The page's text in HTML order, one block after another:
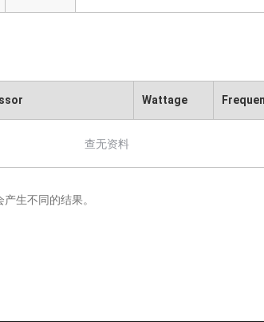
Wattage
查无资料
生不同的结果。